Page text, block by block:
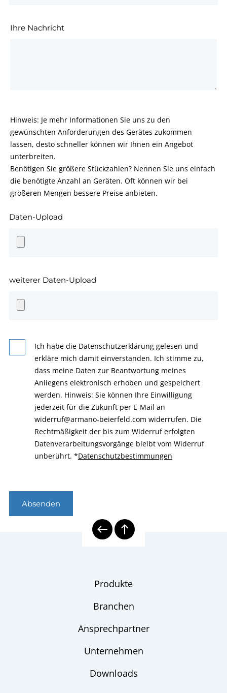
Ihre Nachricht
Hinweis: Je mehr Informationen Sie uns zu den
gewünschten Anforderungen des Gerätes zukommen
lassen, desto schneller können wir Ihnen ein Angebot
unterbreiten.
Benötigen Sie größere Stückzahlen? Nennen Sie uns einfach
die benötigte Anzahl an Geräten. Oft können wir bei
größeren Mengen bessere Preise anbieten.
Daten-Upload
weiterer Daten-Upload
Ich habe die Datenschutzerklärung gelesen und
erkläre mich damit einverstanden. Ich stimme zu,
dass meine Daten zur Beantwortung meines
Anliegens elektronisch erhoben und gespeichert
werden. Hinweis: Sie können Ihre Einwilligung
jederzeit für die Zukunft per E-Mail an
widerruf@armano-beierfeld.com widerrufen. Die
Rechtmäßigkeit der bis zum Widerruf erfolgten
Datenverarbeitungsvorgänge bleibt vom Widerruf
unberührt. *Datenschutzbestimmungen
Absenden
Produkte
Branchen
Ansprechpartner
Unternehmen
Downloads